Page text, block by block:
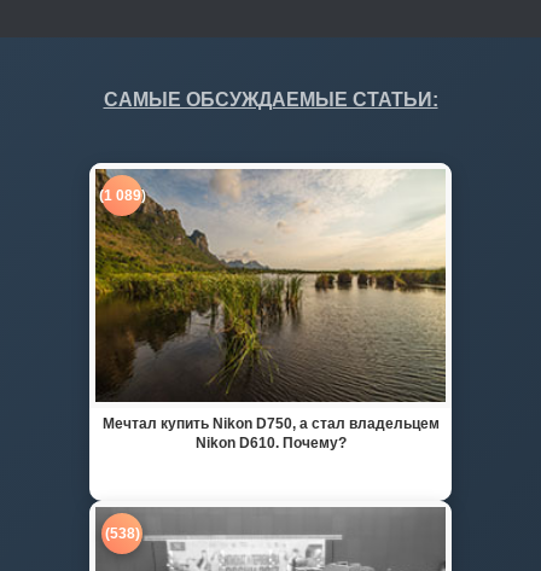
САМЫЕ ОБСУЖДАЕМЫЕ СТАТЬИ:
(1 089)
Мечтал купить Nikon D750, а стал владельцем
Nikon D610. Почему?
(538)